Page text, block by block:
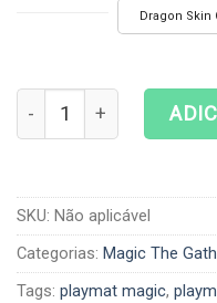
Dragon Skin
Playmat Magic The
SKU: Não aplicável
Categorias: Magic The
Tags: playmat magic,